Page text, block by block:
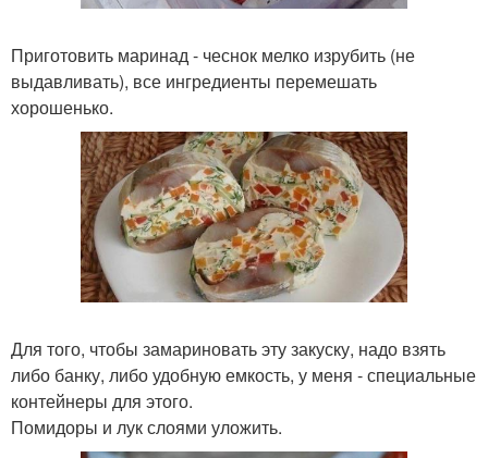
Приготовить маринад - чеснок мелко изрубить (не
выдавливать), все ингредиенты перемешать
хорошенько.
Для того, чтобы замариновать эту закуску, надо взять
либо банку, либо удобную емкость, у меня - специальные
контейнеры для этого.
Помидоры и лук слоями уложить.